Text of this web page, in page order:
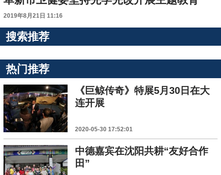
2019年8月21日 11:16
搜索推荐
热门推荐
《巨鲸传奇》特展5月30日在大
连开展
2020-05-30 17:52:01
中德嘉宾在沈阳共耕“友好合作
田”